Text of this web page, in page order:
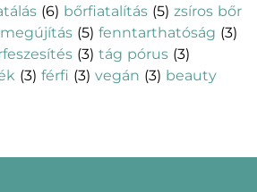
(6) bőrfiatalítás (5) zsíros bőr
(5) fenntarthatóság (3)
(3) tág pórus (3)
(3) férfi (3) vegán (3) beauty